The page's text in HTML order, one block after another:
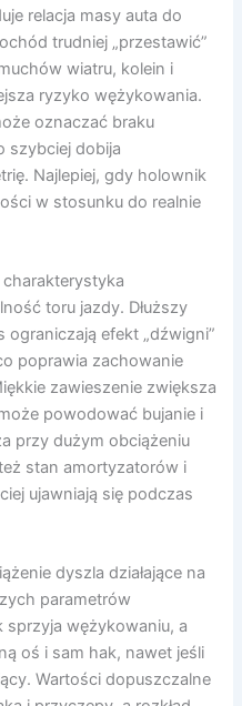
relacja masy auta do
trudniej „przestawić”
wiatru, kolein i
ryzyko wężykowania.
oznaczać braku
szybciej dobija
Najlepiej, gdy holownik
w stosunku do realnie
toru jazdy. Dłuższy
efekt „dźwigni”
poprawia zachowanie
zawieszenie zwiększa
powodować bujanie i
przy dużym obciążeniu
stan amortyzatorów i
ujawniają się podczas
dyszla działające na
parametrów
sprzyja wężykowaniu, a
oś i sam hak, nawet jeśli
Wartości dopuszczalne